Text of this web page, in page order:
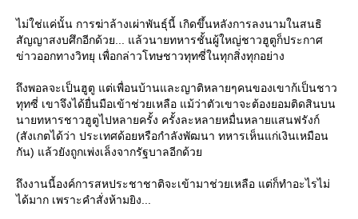
ไม่ใช่แค่นั้น การฆ่าล้างเผ่าพันธุ์นี้ เกิดขึ้นหลังการลงนามในสนธิ
สัญญาสงบศึกอีกด้วย... แล้วนายทหารชั้นผู้ใหญ่ชาวฮูตูก็ประกาศ
ข่าวออกทางวิทยุ เพื่อกล่าวโทษชาวทุทซี่ในทุกสิ่งทุกอย่าง
ถึงพอลจะเป็นฮูตู แต่เพื่อนบ้านและญาติหลายๆคนของเขาก้เป็นชาว
ทุทซี่ เขาจึงได้ยื่นมือเข้าช่วยเหลือ แม้ว่าตัวเขาจะต้องยอมติดสินบน
นายทหารชาวฮูตูไปหลายครั้ง ครั้งละหลายหมื่นหลายแสนฟรังก์
(สังเกตได้ว่า ประเทศด้อยหรือกำลังพัฒนา ทหารเห็นแก่เงินเหมือน
กัน) แล้วยังถูกเพ่งเล็งจากรัฐบาลอีกด้ว
ถึงงานนี้องค์การสหประชาชาติจะเข้ามาช่วยเหลือ แต่ก็ทำอะไรไม่
ได้มาก เพราะคำสั่งห้ามยิง...